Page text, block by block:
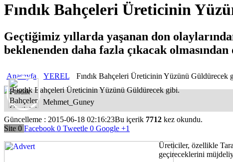
Fındık Bahçeleri Üreticinin
Geçtiğimiz yıllarda yaşanan don
beklenenden daha fazla çıkacak
Anasayfa YEREL Fındık Bahçeleri Üreticinin Yüzünü Güldürecek
Mehmet_Guney
Güncelleme : 2015-06-18 02:16:23Bu içerik 7712 kez okundu.
Site 0 Facebook 0 Tweetle 0 Google +1
Üreticiler, özellikle
geçireceklerini